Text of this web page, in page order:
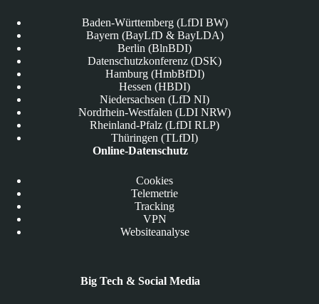
Baden-Württemberg (LfDI BW)
Bayern (BayLfD & BayLDA)
Berlin (BlnBDI)
Datenschutzkonferenz (DSK)
Hamburg (HmbBfDI)
Hessen (HBDI)
Niedersachsen (LfD NI)
Nordrhein-Westfalen (LDI NRW)
Rheinland-Pfalz (LfDI RLP)
Thüringen (TLfDI)
Online-Datenschutz
Cookies
Telemetrie
Tracking
VPN
Websiteanalyse
Big Tech & Social Media